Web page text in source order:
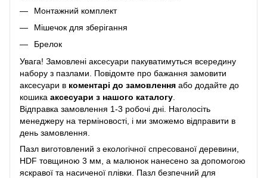
Монтажний комплект
Мішечок для зберігання
Брелок
Увага! Замовлені аксесуари пакуватимуться всередину
набору з пазлами. Повідомте про бажання замовити
аксесуари в коментарі до замовлення або додайте до
кошика аксесуари з нашого каталогу
Відправка замовлення 1-3 робочі дні. Наголосіть
менеджеру на терміновості, і ми зможемо відправити в
день замовлення.
Пазл виготовлений з екологічної спресованої деревини,
HDF товщиною 3 мм, а малюнок нанесено за допомогою
яскравої та насиченої плівки. Пазл безпечний для